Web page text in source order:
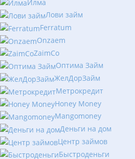
Илма
Лови займ
Ferratum
Onzaem
ZaimCo
Оптима Займ
ЖелДорЗайм
Метрокредит
Honey Money
Mangomoney
Деньги на дом
Центр займов
Быстроденьги